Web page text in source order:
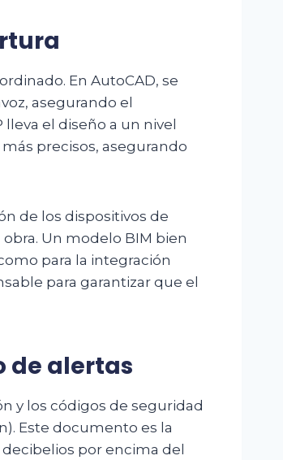
En AutoCAD, se
asegurando el
el diseño a un nivel
precisos, asegurando
de los dispositivos de
Un modelo BIM bien
para la integración
para garantizar que el
de alertas
y los códigos de seguridad
Este documento es la
por encima del